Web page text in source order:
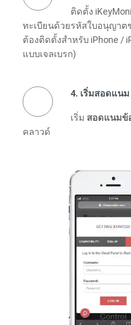
ติดตั้ง
ทะเบียนด้วยรหัสใบอนุญาต
ต้องติดตั้งสําหรับ iPhone /
แบบเจลเบรก)
4. เริ่มสอดแนม
เริ่ม สอดแนมข้
คลาวด์